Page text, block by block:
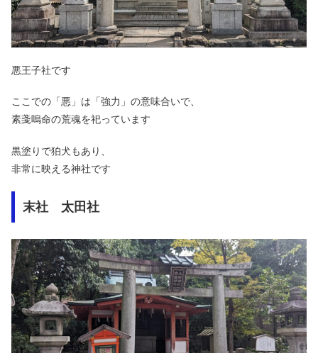
悪王子社です
ここでの「悪」は「強力」の意味合いで、
素戔嗚命の荒魂を祀っています
黒塗りで狛犬もあり、
非常に映える神社です
末社 太田社